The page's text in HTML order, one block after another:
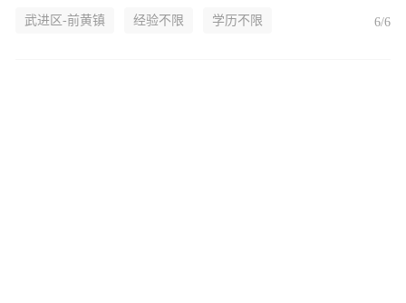
武进区-前黄镇 经验不限 学历不限 6/6